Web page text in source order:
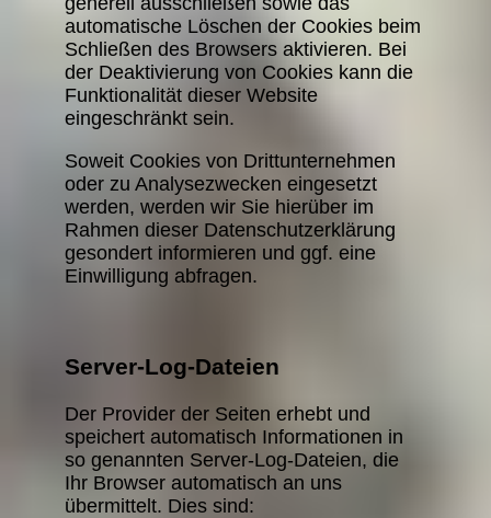
automatische Löschen der Cookies beim
Schließen des Browsers aktivieren. Bei
der Deaktivierung von Cookies kann die
Funktionalität dieser Website
eingeschränkt sein.
Soweit Cookies von Drittunternehmen
oder zu Analysezwecken eingesetzt
werden, werden wir Sie hierüber im
Rahmen dieser Datenschutzerklärung
gesondert informieren und ggf. eine
Einwilligung abfragen.
Server-Log-Dateien
Der Provider der Seiten erhebt und
speichert automatisch Informationen in
so genannten Server-Log-Dateien, die
Ihr Browser automatisch an uns
übermittelt. Dies sind: